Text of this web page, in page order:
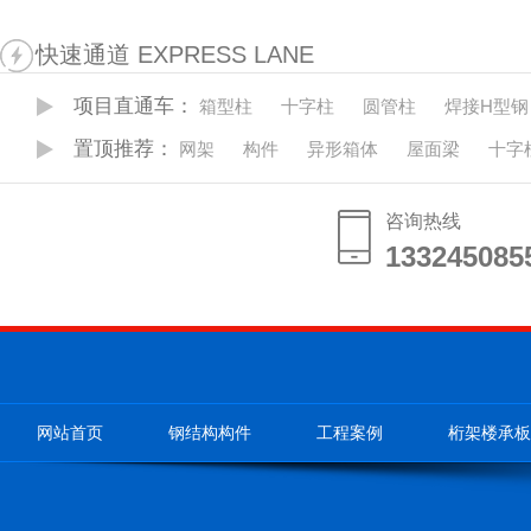
快速通道 EXPRESS LANE
项目直通车： 箱型柱 十字柱 圆管柱 焊接H型钢
置顶推荐： 网架 构件 异形箱体 屋面梁 十字
咨询热线
网站首页 钢结构构件 工程案例 桁架楼承板